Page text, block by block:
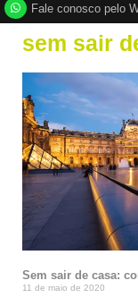
Fale conosco pelo
sem sair
Sem sair de casa:
11 de maio de 2020